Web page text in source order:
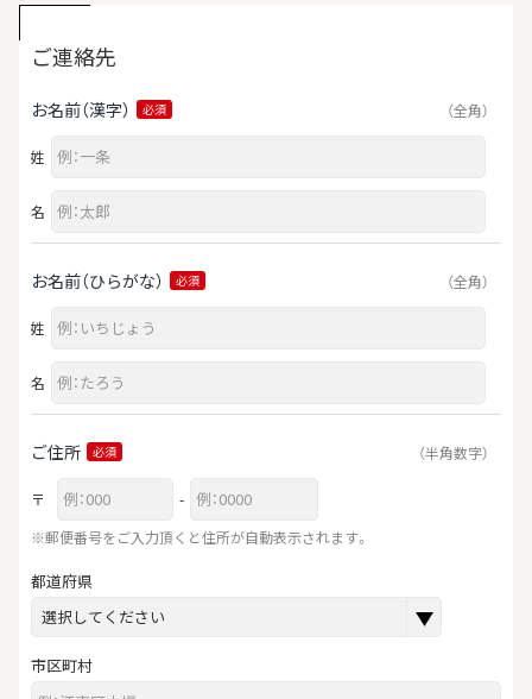
ご連絡先
お名前（漢字） 必須 （全角）
姓
名
お名前（ひらがな） 必須 （全角）
姓
名
ご住所 必須 （半角数字）
〒
-
※郵便番号をご入力頂くと住所が自動表示されます。
都道府県
市区町村